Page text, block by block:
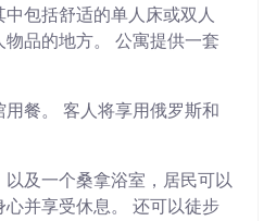
包括舒适的单人床或双人
品的地方。 公寓提供一套
餐。 客人将享用俄罗斯和
及一个桑拿浴室，居民可以
并享受休息。 还可以徒步